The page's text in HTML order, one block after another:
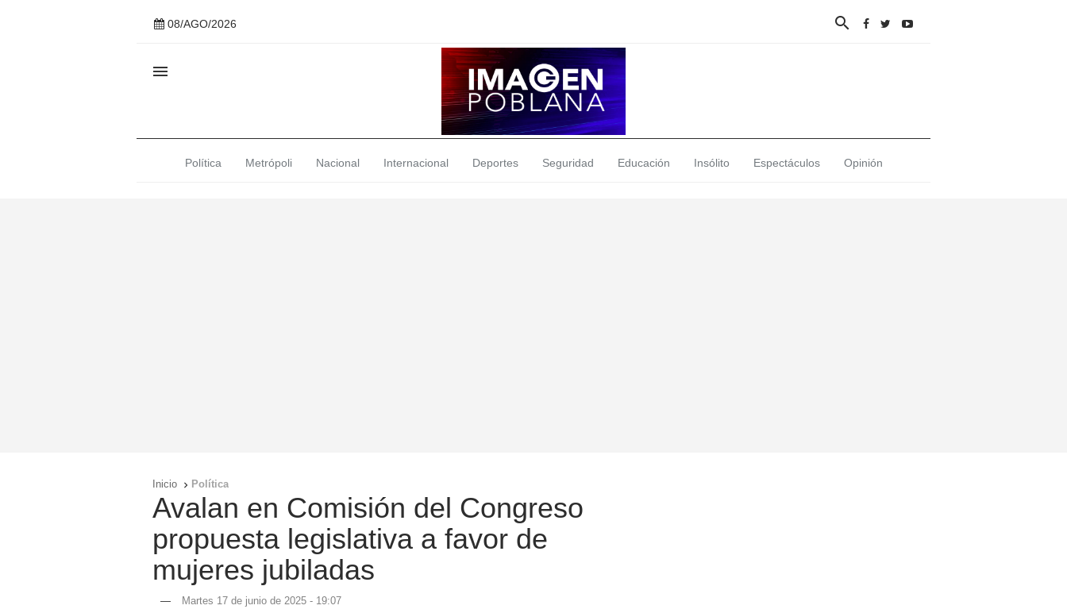
08/AGO/2026 

Política Metrópoli Nacional Internacional Deportes Seguridad Educación Insólito Espectáculos Opinión
Inicio  Política
Avalan en Comisión del Congreso
propuesta legislativa a favor de
mujeres jubiladas
— Martes 17 de junio de 2025 - 19:07